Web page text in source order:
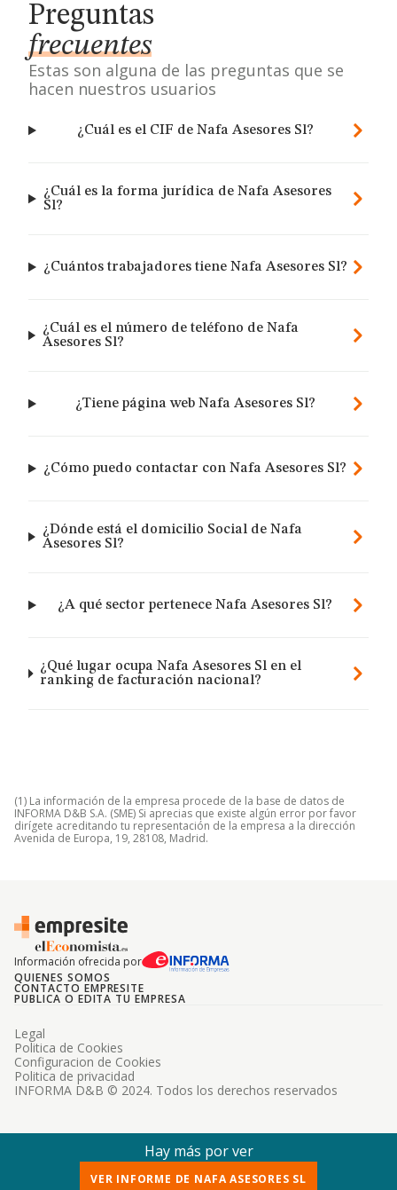
Preguntas
frecuentes
Estas son alguna de las preguntas que se
hacen nuestros usuarios
¿Cuál es el CIF de Nafa Asesores Sl?
¿Cuál es la forma jurídica de Nafa Asesores
Sl?
¿Cuántos trabajadores tiene Nafa Asesores Sl?
¿Cuál es el número de teléfono de Nafa
Asesores Sl?
¿Tiene página web Nafa Asesores Sl?
¿Cómo puedo contactar con Nafa Asesores Sl?
¿Dónde está el domicilio Social de Nafa
Asesores Sl?
¿A qué sector pertenece Nafa Asesores Sl?
¿Qué lugar ocupa Nafa Asesores Sl en el
ranking de facturación nacional?
(1) La información de la empresa procede de la base de datos de
INFORMA D&B S.A. (SME) Si aprecias que existe algún error por favor
dirígete acreditando tu representación de la empresa a la dirección
Avenida de Europa, 19, 28108, Madrid.
Información ofrecida por
QUIENES SOMOS
CONTACTO EMPRESITE
PUBLICA O EDITA TU EMPRESA
INFORMA D&B © 2024. Todos los derechos reservados
Legal
Politica de Cookies
Configuracion de Cookies
Politica de privacidad
Hay más por ver
VER INFORME DE NAFA ASESORES SL